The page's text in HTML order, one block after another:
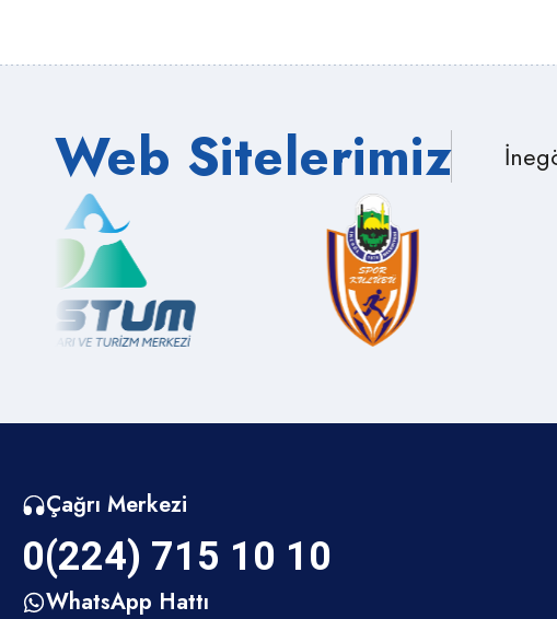
Zemin Etüd Birimi
Zemin Etüt Birimi - Bilgi Edinme
Web Sitelerimiz
Çağrı Merkezi
0(224) 715 10 10
WhatsApp Hattı